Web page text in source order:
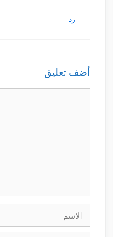
رد
أضف تعليق
الاسم